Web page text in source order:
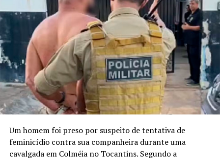
Um homem foi preso por suspeito de tentativa de
feminicídio contra sua companheira durante uma
cavalgada em Colméia no Tocantins. Segundo a